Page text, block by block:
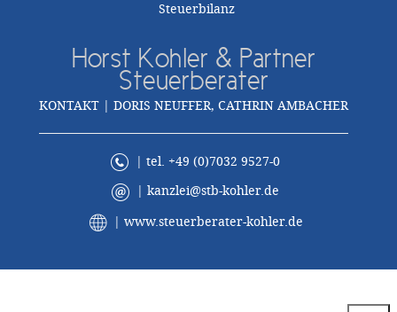
Steuerbilanz
Horst Kohler & Partner
Steuerberater
KONTAKT | DORIS NEUFFER, CATHRIN AMBACHER
| tel. +49 (0)7032 9527-0
| kanzlei@stb-kohler.de
| www.steuerberater-kohler.de